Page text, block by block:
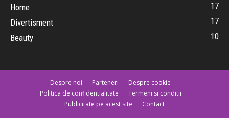
Home
17
Divertisment
17
Beauty
10
Despre noi Parteneri
Despre cookie
Politica de confidentialitate
Termeni si conditii
Publicitate pe acest site
Contact